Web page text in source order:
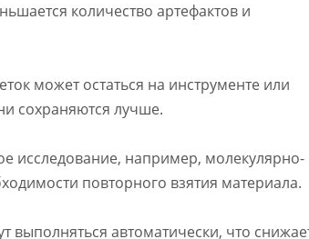
количество артефактов и
может остаться на инструменте или
сохраняются лучше.
исследование, например, молекулярно-
повторного взятия материала.
выполняться автоматически, что